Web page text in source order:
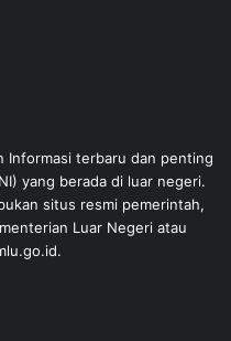
Informasi terbaru dan penting
yang berada di luar negeri.
situs resmi pemerintah,
Luar Negeri atau